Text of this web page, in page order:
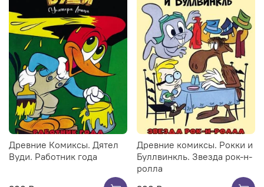
Древние Комиксы. Дятел
Вуди. Работник года
Древние комиксы. Рокки и
Буллвинкль. Звезда рок-н-
ролла